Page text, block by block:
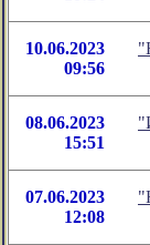
10.06.2023
09:56
08.06.2023
15:51
07.06.2023
12:08